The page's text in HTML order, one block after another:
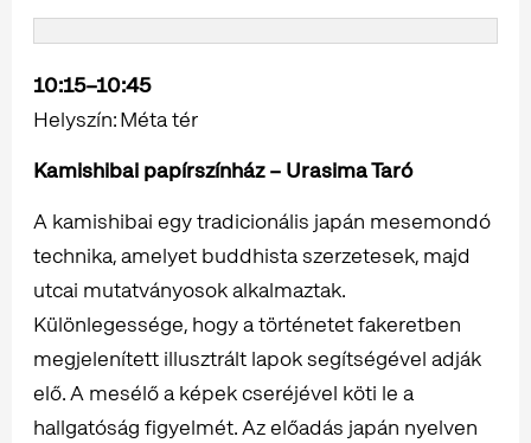
10:15–10:45
Helyszín: Méta tér
Kamishibai papírszínház – Urasima Taró
A kamishibai egy tradicionális japán mesemondó
technika, amelyet buddhista szerzetesek, majd
utcai mutatványosok alkalmaztak.
Különlegessége, hogy a történetet fakeretben
megjelenített illusztrált lapok segítségével adják
elő. A mesélő a képek cseréjével köti le a
hallgatóság figyelmét. Az előadás japán nyelven